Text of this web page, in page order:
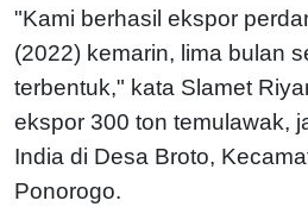
"Kami berhasil ekspor
(2022) kemarin, lima bulan
terbentuk," kata Slamet
ekspor 300 ton temulawak,
India di Desa Broto,
Ponorogo.